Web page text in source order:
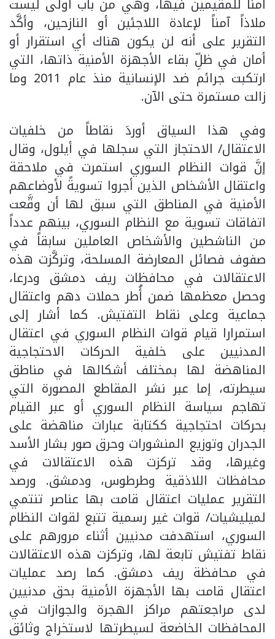
ملاذاً آمناً لإعادة اللاجئين أو النازحين، وأكَّد
التقرير على أنه لن يكون هناك أي استقرار أو
أمان في ظلِّ بقاء الأجهزة الأمنية ذاتها، التي
ارتكبت جرائم ضد الإنسانية منذ عام 2011 وما
زالت مستمرة حتى الآن.
وفي هذا السياق أوردَ نقاطاً من خلفيات
الاعتقال/ الاحتجاز التي سجلها في أيلول، وقال
إنَّ قوات النظام السوري استمرت في ملاحقة
واعتقال الأشخاص الذين أجروا تسويةً لأوضاعهم
الأمنية في المناطق التي سبق لها أن وقَّعت
اتفاقات تسوية مع النظام السوري، بينهم عدداً
من الناشطين والأشخاص العاملين سابقاً في
صفوف فصائل المعارضة المسلحة، وتركَّزت هذه
الاعتقالات في محافظات ريف دمشق ودرعا،
وحصل معظمها ضمن أُطر حملات دهم واعتقال
جماعية وعلى نقاط التفتيش. كما أشار إلى
استمرارا قيام قوات النظام السوري في اعتقال
المدنيين على خلفية الحركات الاحتجاجية
المناهضة لها بمختلف أشكالها في مناطق
سيطرته، إما عبر نشر المقاطع المصورة التي
تهاجم سياسة النظام السوري أو عبر القيام
بحركات احتجاجية ككتابة عبارات مناهضة على
الجدران وتوزيع المنشورات وحرق صور بشار الأسد
وغيرها، وقد تركزت هذه الاعتقالات في
محافظات اللاذقية وطرطوس، ودمشق. ورصد
التقرير عمليات اعتقال قامت بها عناصر تنتمي
لميليشيات/ قوات غير رسمية تتبع لقوات النظام
السوري، استهدفت مدنيين أثناء مرورهم على
نقاط تفتيش تابعة لها، وتركزت هذه الاعتقالات
في محافظة ريف دمشق. كما رصد عمليات
اعتقال قامت بها الأجهزة الأمنية بحق مدنيين
لدى مراجعتهم مراكز الهجرة والجوازات في
المحافظات الخاضعة لسيطرتها لاستخراج وثائق